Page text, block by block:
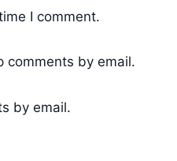
I comment.
comments by email.
by email.